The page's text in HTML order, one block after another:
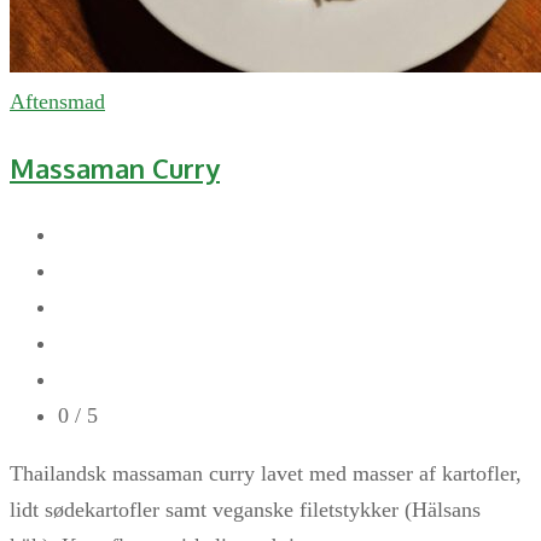
Aftensmad
Massaman Curry
0 / 5
Thailandsk massaman curry lavet med masser af kartofler,
lidt sødekartofler samt veganske filetstykker (Hälsans